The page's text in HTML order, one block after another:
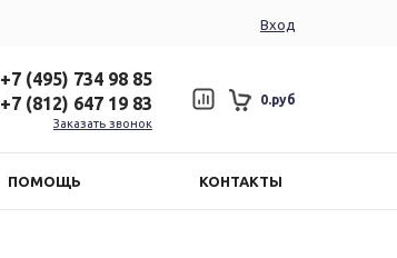
Вход
+7 (495) 734 98 85
+7 (812) 647 19 83
Заказать звонок
0.руб
ПОМОЩЬ КОНТАКТЫ